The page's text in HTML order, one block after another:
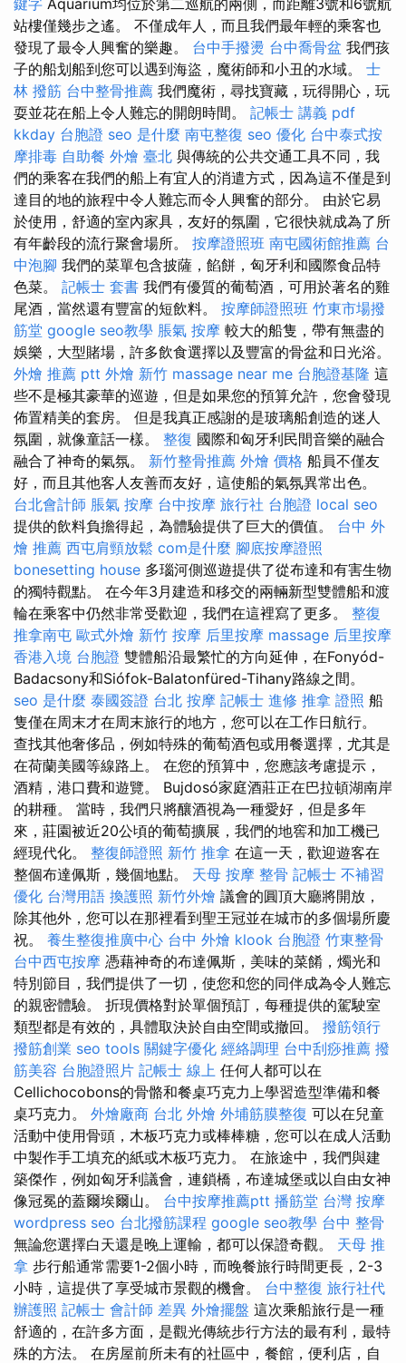
鍵字 Aquarium均位於第二巡航的兩側，而距離3號和6號航
站樓僅幾步之遙。 不僅成年人，而且我們最年輕的乘客也
發現了最令人興奮的樂趣。 台中手撥燙 台中喬骨盆 我們孩
子的船划船到您可以遇到海盜，魔術師和小丑的水域。 士
林 撥筋 台中整骨推薦 我們魔術，尋找寶藏，玩得開心，玩
耍並花在船上令人難忘的開朗時間。 記帳士 講義 pdf
kkday 台胞證 seo 是什麼 南屯整復 seo 優化 台中泰式按
摩排毒 自助餐 外燴 臺北 與傳統的公共交通工具不同，我
們的乘客在我們的船上有宜人的消遣方式，因為這不僅是到
達目的地的旅程中令人難忘而令人興奮的部分。 由於它易
於使用，舒適的室內家具，友好的氛圍，它很快就成為了所
有年齡段的流行聚會場所。 按摩證照班 南屯國術館推薦 台
中泡腳 我們的菜單包含披薩，餡餅，匈牙利和國際食品特
色菜。 記帳士 套書 我們有優質的葡萄酒，可用於著名的雞
尾酒，當然還有豐富的短飲料。 按摩師證照班 竹東市場撥
筋堂 google seo教學 脹氣 按摩 較大的船隻，帶有無盡的
娛樂，大型賭場，許多飲食選擇以及豐富的骨盆和日光浴。
外燴 推薦 ptt 外燴 新竹 massage near me 台胞證基隆 這
些不是極其豪華的巡遊，但是如果您的預算允許，您會發現
佈置精美的套房。 但是我真正感謝的是玻璃船創造的迷人
氛圍，就像童話一樣。 整復 國際和匈牙利民間音樂的融合
融合了神奇的氣氛。 新竹整骨推薦 外燴 價格 船員不僅友
好，而且其他客人友善而友好，這使船的氣氛異常出色。
台北會計師 脹氣 按摩 台中按摩 旅行社 台胞證 local seo
提供的飲料負擔得起，為體驗提供了巨大的價值。 台中 外
燴 推薦 西屯肩頸放鬆 com是什麼 腳底按摩證照
bonesetting house 多瑙河側巡遊提供了從布達和有害生物
的獨特觀點。 在今年3月建造和移交的兩輛新型雙體船和渡
輪在乘客中仍然非常受歡迎，我們在這裡寫了更多。 整復
推拿南屯 歐式外燴 新竹 按摩 后里按摩 massage 后里按摩
香港入境 台胞證 雙體船沿最繁忙的方向延伸，在Fonyód-
Badacsony和Siófok-Balatonfüred-Tihany路線之間。
seo 是什麼 泰國簽證 台北 按摩 記帳士 進修 推拿 證照 船
隻僅在周末才在周末旅行的地方，您可以在工作日航行。
查找其他奢侈品，例如特殊的葡萄酒包或用餐選擇，尤其是
在荷蘭美國等線路上。 在您的預算中，您應該考慮提示，
酒精，港口費和遊覽。 Bujdosó家庭酒莊正在巴拉頓湖南岸
的耕種。 當時，我們只將釀酒視為一種愛好，但是多年
來，莊園被近20公頃的葡萄擴展，我們的地窖和加工機已
經現代化。 整復師證照 新竹 推拿 在這一天，歡迎遊客在
整個布達佩斯，幾個地點。 天母 按摩 整骨 記帳士 不補習
優化 台灣用語 換護照 新竹外燴 議會的圓頂大廳將開放，
除其他外，您可以在那裡看到聖王冠並在城市的多個場所慶
祝。 養生整復推廣中心 台中 外燴 klook 台胞證 竹東整骨
台中西屯按摩 憑藉神奇的布達佩斯，美味的菜餚，燭光和
特別節目，我們提供了一切，使您和您的同伴成為令人難忘
的親密體驗。 折現價格對於單個預訂，每種提供的駕駛室
類型都是有效的，具體取決於自由空間或撤回。 撥筋領行
撥筋創業 seo tools 關鍵字優化 經絡調理 台中刮痧推薦 撥
筋美容 台胞證照片 記帳士 線上 任何人都可以在
Cellichocobons的骨骼和餐桌巧克力上學習造型準備和餐
桌巧克力。 外燴廠商 台北 外燴 外埔筋膜整復 可以在兒童
活動中使用骨頭，木板巧克力或棒棒糖，您可以在成人活動
中製作手工填充的紙或木板巧克力。 在旅途中，我們與建
築傑作，例如匈牙利議會，連鎖橋，布達城堡或以自由女神
像冠冕的蓋爾埃爾山。 台中按摩推薦ptt 播筋堂 台灣 按摩
wordpress seo 台北撥筋課程 google seo教學 台中 整骨
無論您選擇白天還是晚上運輸，都可以保證奇觀。 天母 推
拿 步行船通常需要1-2個小時，而晚餐旅行時間更長，2-3
小時，這提供了享受城市景觀的機會。 台中整復 旅行社代
辦護照 記帳士 會計師 差異 外燴擺盤 這次乘船旅行是一種
舒適的，在許多方面，是觀光傳統步行方法的最有利，最特
殊的方法。 在房屋前所未有的社區中，餐館，便利店，自